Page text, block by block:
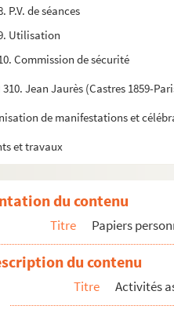
P.V. de séances
Utilisation
Commission de sécurité
310. Jean Jaurès (Castres 1859-
de manifestations et
et travaux
du contenu
Titre Papiers
du contenu
Titre Activités